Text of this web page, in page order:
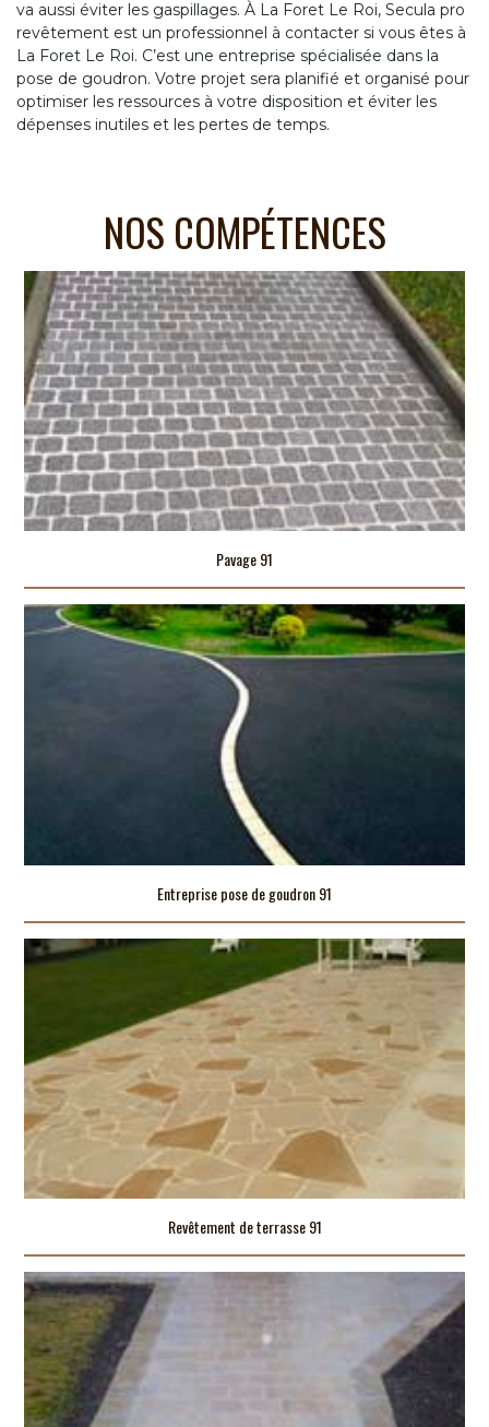
va aussi éviter les gaspillages. À La Foret Le Roi, Secula pro
revêtement est un professionnel à contacter si vous êtes à
La Foret Le Roi. C’est une entreprise spécialisée dans la
pose de goudron. Votre projet sera planifié et organisé pour
optimiser les ressources à votre disposition et éviter les
dépenses inutiles et les pertes de temps.
NOS COMPÉTENCES
Pavage 91
Entreprise pose de goudron 91
Revêtement de terrasse 91